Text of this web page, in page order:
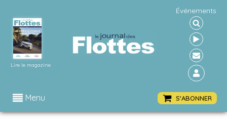
Lire le magazine
Événements
Menu S'ABONNER